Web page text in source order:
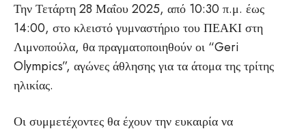
Την Τετάρτη 28 Μαΐου 2025, από 10:30 π.μ. έως
14:00, στο κλειστό γυμναστήριο του ΠΕΑΚΙ στη
Λιμνοπούλα, θα πραγματοποιηθούν οι “Geri
Olympics”, αγώνες άθλησης για τα άτομα της τρίτης
ηλικίας.
Οι συμμετέχοντες θα έχουν την ευκαιρία να